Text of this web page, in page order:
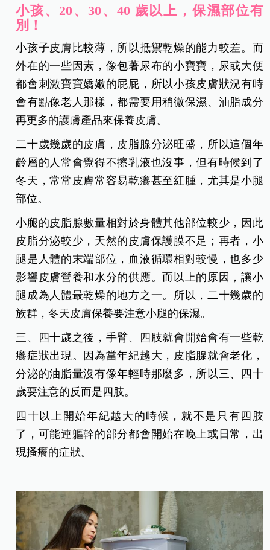
小孩、20、30 、40 歲以上，保濕部位有
別！
小孩子皮膚比較薄，所以抵禦乾燥的能力較差。而
外在的一些因素，像包著尿布的小寶寶，尿或大便
都會刺激寶寶嬌嫩的屁屁，所以小孩皮膚狀況有時
會有點像老人那樣，都需要用稍微保濕、油脂成分
再更多的護膚產品來保養皮膚。
二十歲幾歲的皮膚，皮脂腺分泌旺盛，所以這個年
齡層的人常會覺得不擦乳液也沒事，但有時候到了
冬天，常常皮膚常容易乾癢甚至紅腫，尤其是小腿
部位。
小腿的皮脂腺數量相對於身體其他部位較少，因此
皮脂分泌較少，天然的皮膚保護膜不足；再者，小
腿是人體的末端部位，血液循環相對較慢，也多少
影響皮膚營養和水分的供應。而以上的原因，讓小
腿成為人體最乾燥的地方之一。所以，二十幾歲的
族群，冬天皮膚保養要注意小腿的保濕。
三、四十歲之後，手臂、四肢就會開始會有一些乾
癢症狀出現。因為當年紀越大，皮脂腺就會老化，
分泌的油脂量沒有像年輕時那麼多，所以三、四十
歲要注意的反而是四肢。
四十以上開始年紀越大的時候，就不是只有四肢
了，可能連軀幹的部分都會開始在晚上或日常，出
現搔癢的症狀。